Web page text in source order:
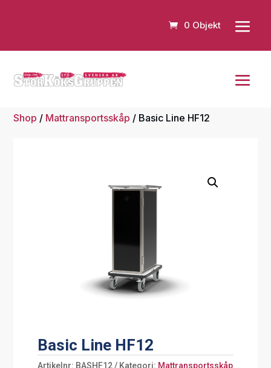
0 Objekt
Shop / Mattransportsskåp / Basic Line HF12
Basic Line HF12
Artikelnr: BASHF12 Kategori: Mattransportsskåp